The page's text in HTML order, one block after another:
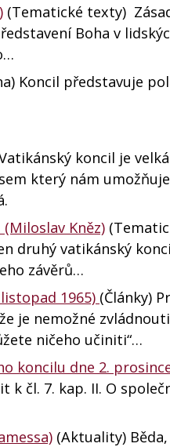
(Tematické texty)
Boha v
Koncil představuje
koncil je
který nám
Kněz)
druhý vatikánský
závěrů…
1965) (Články)
je nemožné
ničeho učiniti“…
koncilu dne 2.
čl. 7. kap. II. O
(Aktuality) Běda,